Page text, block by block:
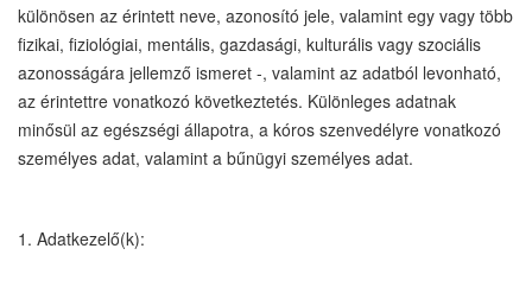
különösen az érintett neve, azonosító jele, valamint egy vagy több
fizikai, fiziológiai, mentális, gazdasági, kulturális vagy szociális
azonosságára jellemző ismeret -, valamint az adatból levonható,
az érintettre vonatkozó következtetés. Különleges adatnak
minősül az egészségi állapotra, a kóros szenvedélyre vonatkozó
személyes adat, valamint a bűnügyi személyes adat.
1. Adatkezelő(k):